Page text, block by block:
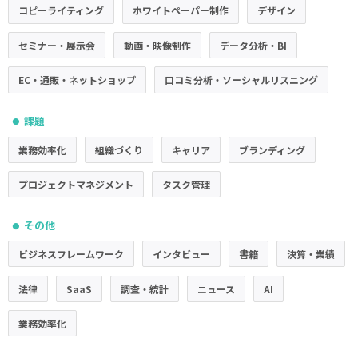
コピーライティング ホワイトペーパー制作 デザイン
セミナー・展示会 動画・映像制作 データ分析・BI
EC・通販・ネットショップ 口コミ分析・ソーシャルリスニング
● 課題
業務効率化 組織づくり キャリア ブランディング
プロジェクトマネジメント タスク管理
● その他
ビジネスフレームワーク インタビュー 書籍 決算・業績
法律 SaaS 調査・統計 ニュース AI
業務効率化